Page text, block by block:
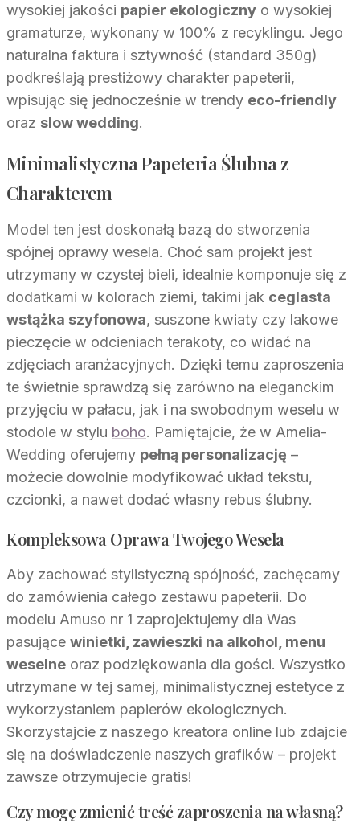
wysokiej jakości papier ekologiczny o wysokiej
gramaturze, wykonany w 100% z recyklingu. Jego
naturalna faktura i sztywność (standard 350g)
podkreślają prestiżowy charakter papeterii,
wpisując się jednocześnie w trendy eco-friendly
oraz slow wedding.
Minimalistyczna Papeteria Ślubna z
Charakterem
Model ten jest doskonałą bazą do stworzenia
spójnej oprawy wesela. Choć sam projekt jest
utrzymany w czystej bieli, idealnie komponuje się z
dodatkami w kolorach ziemi, takimi jak ceglasta
wstążka szyfonowa, suszone kwiaty czy lakowe
pieczęcie w odcieniach terakoty, co widać na
zdjęciach aranżacyjnych. Dzięki temu zaproszenia
te świetnie sprawdzą się zarówno na eleganckim
przyjęciu w pałacu, jak i na swobodnym weselu w
stodole w stylu boho. Pamiętajcie, że w Amelia-
Wedding oferujemy pełną personalizację –
możecie dowolnie modyfikować układ tekstu,
czcionki, a nawet dodać własny rebus ślubny.
Kompleksowa Oprawa Twojego Wesela
Aby zachować stylistyczną spójność, zachęcamy
do zamówienia całego zestawu papeterii. Do
modelu Amuso nr 1 zaprojektujemy dla Was
pasujące winietki, zawieszki na alkohol, menu
weselne oraz podziękowania dla gości. Wszystko
utrzymane w tej samej, minimalistycznej estetyce z
wykorzystaniem papierów ekologicznych.
Skorzystajcie z naszego kreatora online lub zdajcie
się na doświadczenie naszych grafików – projekt
zawsze otrzymujecie gratis!
Czy mogę zmienić treść zaproszenia na własną?